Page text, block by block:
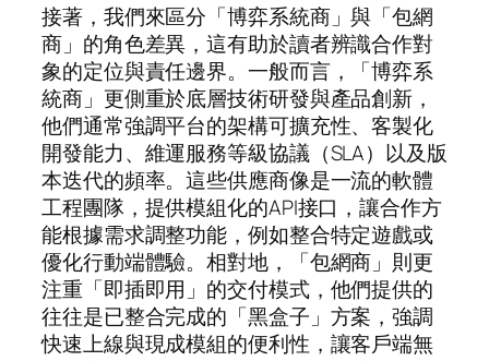
接著，我們來區分「博弈系統商」與「包網
商」的角色差異，這有助於讀者辨識合作對
象的定位與責任邊界。一般而言，「博弈系
統商」更側重於底層技術研發與產品創新，
他們通常強調平台的架構可擴充性、客製化
開發能力、維運服務等級協議（SLA）以及版
本迭代的頻率。這些供應商像是一流的軟體
工程團隊，提供模組化的API接口，讓合作方
能根據需求調整功能，例如整合特定遊戲或
優化行動端體驗。相對地，「包網商」則更
注重「即插即用」的交付模式，他們提供的
往往是已整合完成的「黑盒子」方案，強調
快速上線與現成模組的便利性，讓客戶端無